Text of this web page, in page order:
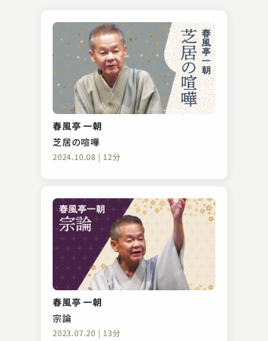
春風亭 一朝
芝居の喧嘩
2024.10.08 | 12分
春風亭 一朝
宗論
2023.07.20 | 13分
春風亭 勢朝
寄席の心得
2023.08.28 | 14分
三遊亭 志う歌
松山鏡
2024.04.09 | 12分